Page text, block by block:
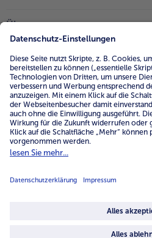
Über uns
Land / Sprache wählen
4.6/5